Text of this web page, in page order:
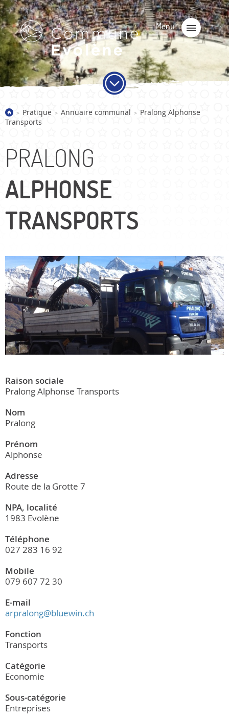
> Pratique > Annuaire communal > Pralong Alphonse
Transports
PRALONG
ALPHONSE
TRANSPORTS
Raison sociale
Pralong Alphonse Transports
Nom
Pralong
Prénom
Alphonse
Adresse
Route de la Grotte 7
NPA, localité
1983 Evolène
Téléphone
027 283 16 92
Mobile
079 607 72 30
E-mail
arpralong@bluewin.ch
Fonction
Transports
Catégorie
Economie
Sous-catégorie
Entreprises